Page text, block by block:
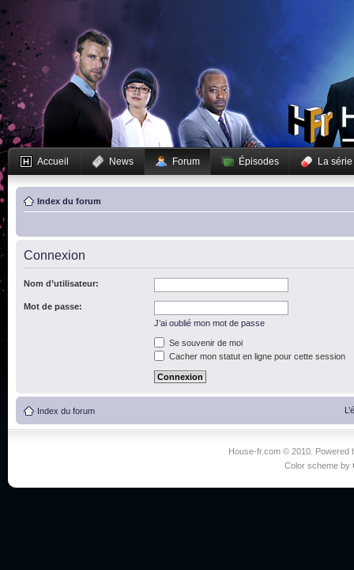
Accueil News Forum Épisodes La série
Index du forum
Connexion
Nom d’utilisateur:
Mot de passe:
J’ai oublié mon mot de passe
Se souvenir de moi
Cacher mon statut en ligne pour cette session
Index du forum
House-fr.com © 2010. Powered
Color scheme by